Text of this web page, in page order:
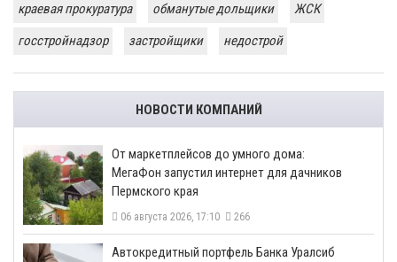
краевая прокуратура
обманутые дольщики
ЖСК
госстройнадзор
застройщики недострой
НОВОСТИ КОМПАНИЙ
От маркетплейсов до умного дома:
МегаФон запустил интернет для дачников
Пермского края
06 августа 2026, 17:10 266
​Автокредитный портфель Банка Уралсиб